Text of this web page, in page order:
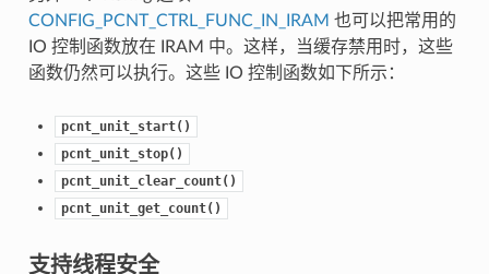
CONFIG_PCNT_CTRL_FUNC_IN_IRAM 也可以把常用的
IO 控制函数放在 IRAM 中。这样，当缓存禁用时，这些
函数仍然可以执行。这些 IO 控制函数如下所示：
pcnt_unit_start()
pcnt_unit_stop()
pcnt_unit_clear_count()
pcnt_unit_get_count()
支持线程安全